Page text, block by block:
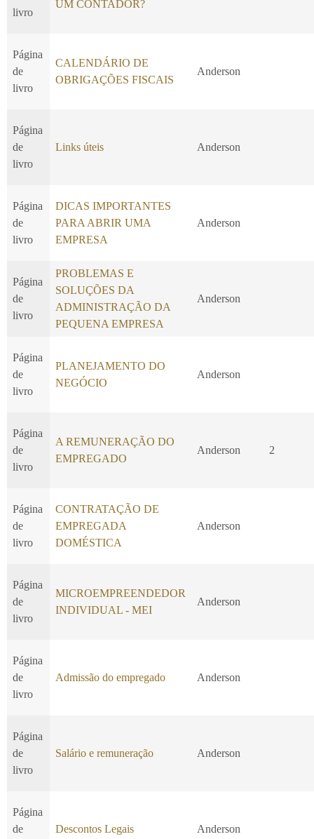
livro
UM CONTADOR?
Página
de
livro
CALENDÁRIO DE
OBRIGAÇÕES FISCAIS
Anderson
Página
de
livro
Links úteis Anderson
Página
de
livro
DICAS IMPORTANTES
PARA ABRIR UMA
EMPRESA
Anderson
Página
de
livro
PROBLEMAS E
SOLUÇÕES DA
ADMINISTRAÇÃO DA
PEQUENA EMPRESA
Anderson
Página
de
livro
PLANEJAMENTO DO
NEGÓCIO
Anderson
Página
de
livro
A REMUNERAÇÃO DO
EMPREGADO
Anderson 2
Página
de
livro
CONTRATAÇÃO DE
EMPREGADA
DOMÉSTICA
Anderson
Página
de
livro
MICROEMPREENDEDOR
INDIVIDUAL - MEI
Anderson
Página
de
livro
Admissão do empregado Anderson
Página
de
livro
Salário e remuneração Anderson
Página
de
Descontos Legais Anderson